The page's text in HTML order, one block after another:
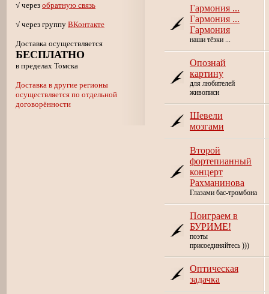
√ через обратную связь
√ через группу ВКонтакте
Доставка осуществляется
БЕСПЛАТНО
в пределах Томска
Доставка в другие регионы
осуществляется по отдельной
договорённости
Гармония ...
Гармония ...
Гармония
наши тёзки ...
Опознай
картину
для любителей
живописи
Шевели
мозгами
Второй
фортепианный
концерт
Рахманинова
Глазами бас-тромбона
Поиграем в
БУРИМЕ!
поэты
присоединяйтесь )))
Оптическая
задачка